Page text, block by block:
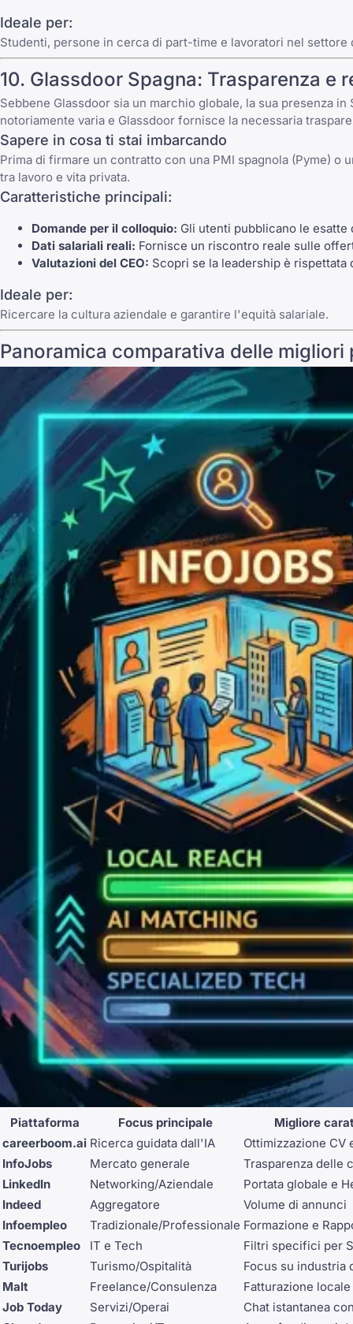
Ideale per:
Studenti, persone in cerca di part-time e lavoratori nel settore
10. Glassdoor Spagna: Trasparenza e
Sebbene Glassdoor sia un marchio globale, la sua presenza
notoriamente varia e Glassdoor fornisce la necessaria
Sapere in cosa ti stai imbarcando
Prima di firmare un contratto con una PMI spagnola (Pyme)
tra lavoro e vita privata.
Caratteristiche principali:
Domande per il colloquio: Gli utenti pubblicano le esatte
Dati salariali reali: Fornisce un riscontro reale sulle
Valutazioni del CEO: Scopri se la leadership è rispettata
Ideale per:
Ricercare la cultura aziendale e garantire l'equità salariale.
Panoramica comparativa delle migliori
Piattaforma Focus principale
Migliore
careerboom.ai Ricerca guidata dall'IA
Ottimizzazione CV
InfoJobs
Mercato generale
Trasparenza delle
LinkedIn
Networking/Aziendale
Portata globale e
Indeed
Aggregatore
Volume di annunci
Infoempleo
Tradizionale/Professionale Formazione e
Tecnoempleo
IT e Tech
Filtri specifici per
Turijobs
Turismo/Ospitalità
Focus su industria
Malt
Freelance/Consulenza
Fatturazione locale
Job Today
Servizi/Operai
Chat istantanea